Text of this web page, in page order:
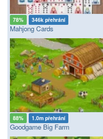
78% 346k přehrání
Mahjong Cards
88% 1.0m přehrání
Goodgame Big Farm